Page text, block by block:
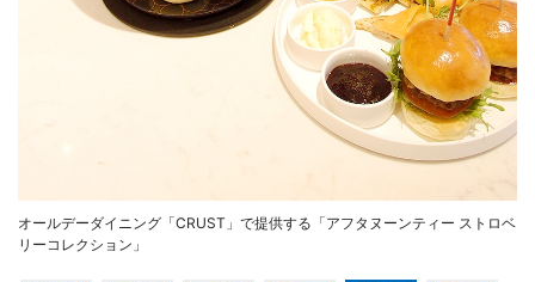
オールデーダイニング「CRUST」で提供する「アフタヌーンティー ストロベ
リーコレクション」